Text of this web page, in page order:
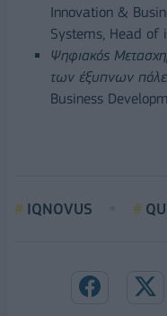
Innovation &
Systems, Head of
Ψηφιακός
των έξυπνων
Business
IQNOVUS